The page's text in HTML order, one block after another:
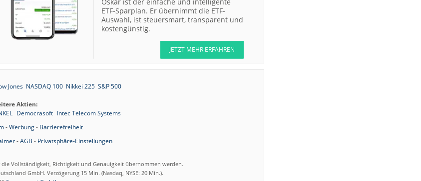
ETF-Sparplan. Er übernimmt die ETF-
Auswahl, ist steuersmart, transparent und
kostengünstig.
JETZT MEHR ERFAHREN
Jones NASDAQ 100 Nikkei 225 S&P 500
Aktien:
Democrasoft Intec Telecom Systems
-Werbung- Barrierefreiheit
-AGB - Privatsphäre-Einstellungen
Vollständigkeit, Richtigkeit und Genauigkeit übernommen werden.
GmbH. Verzögerung 15 Min. (Nasdaq, NYSE: 20 Min.).